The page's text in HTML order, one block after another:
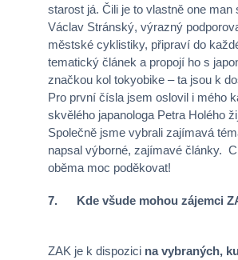
starost já. Čili je to vlastně one man
Václav Stránský, výrazný
městské cyklistiky, připraví do
tematický článek a propojí ho s
značkou kol tokyobike – ta jsou k
Pro první čísla jsem oslovil i mého
skvělého japanologa Petra Holého
Společně jsme vybrali zajímavá
napsal výborné, zajímavé články.
oběma moc poděkovat!
7. Kde všude mohou zájemci
ZAK je k dispozici na vybraných,